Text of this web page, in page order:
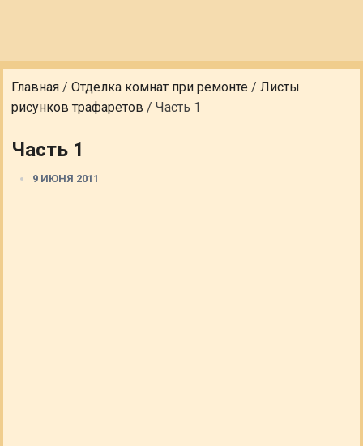
Главная /Отделка комнат при ремонте /Листы
рисунков трафаретов /Часть 1
Часть 1
9 ИЮНЯ 2011